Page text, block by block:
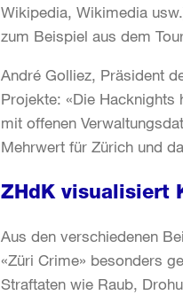
Wikipedia, Wikimedia
zum Beispiel aus dem
André Golliez, Präsident
Projekte: «Die
mit offenen
Mehrwert für Zürich und
ZHdK visualisiert
Aus den verschiedenen
«Züri Crime» besonders
Straftaten wie Raub,